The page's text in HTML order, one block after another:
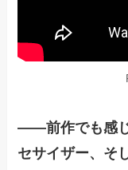
——前作でも感
セサイザー、そ